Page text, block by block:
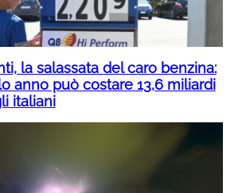
la salassata del caro benzina:
anno può costare 13,6 miliardi
italiani